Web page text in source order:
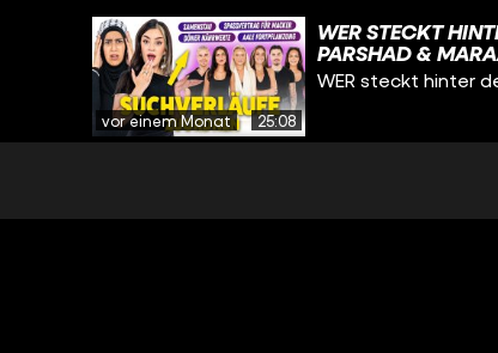
vor einem Monat 25:08
WER STECKT
PARSHAD &
WER steckt hinter
Welches Paar